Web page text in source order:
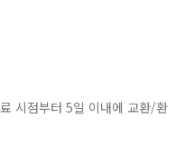
시점부터 5일 이내에 교환/환